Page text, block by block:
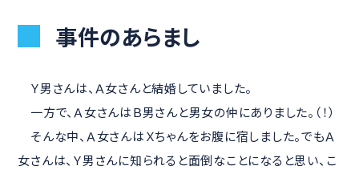
事件のあらまし
Ｙ男さんは、Ａ女さんと結婚していました。
一方で、Ａ女さんはＢ男さんと男女の仲にありました。（！）
そんな中、Ａ女さんはＸちゃんをお腹に宿しました。でもＡ
女さんは、Ｙ男さんに知られると面倒なことになると思い、こ